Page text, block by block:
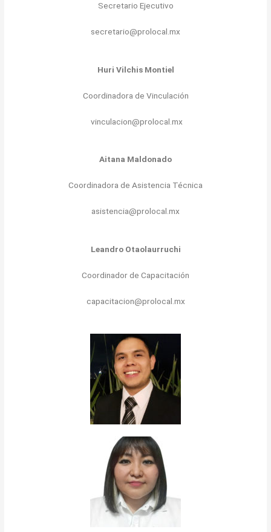
Secretario Ejecutivo
secretario@prolocal.mx
Huri Vilchis Montiel
Coordinadora de Vinculación
vinculacion@prolocal.mx
Aitana Maldonado
Coordinadora de Asistencia Técnica
asistencia@prolocal.mx
Leandro Otaolaurruchi
Coordinador de Capacitación
capacitacion@prolocal.mx